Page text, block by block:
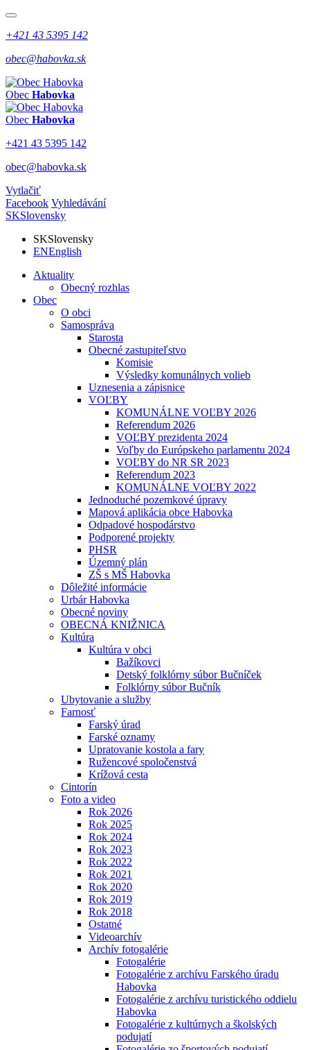
+421 43 5395 142
obec@habovka.sk
Obec Habovka
Obec Habovka
+421 43 5395 142
obec@habovka.sk
Vytlačiť
Facebook Vyhledávání
SKSlovensky
SKSlovensky
ENEnglish
Aktuality
Obecný rozhlas
Obec
O obci
Samospráva
Starosta
Obecné zastupiteľstvo
Komisie
Výsledky komunálnych volieb
Uznesenia a zápisnice
VOĽBY
KOMUNÁLNE VOĽBY 2026
Referendum 2026
VOĽBY prezidenta 2024
Voľby do Európskeho parlamentu 2024
VOĽBY do NR SR 2023
Referendum 2023
KOMUNÁLNE VOĽBY 2022
Jednoduché pozemkové úpravy
Mapová aplikácia obce Habovka
Odpadové hospodárstvo
Podporené projekty
PHSR
Územný plán
ZŠ s MŠ Habovka
Dôležité informácie
Urbár Habovka
Obecné noviny
OBECNÁ KNIŽNICA
Kultúra
Kultúra v obci
Bažíkovci
Detský folklórny súbor Bučníček
Folklórny súbor Bučník
Ubytovanie a služby
Farnosť
Farský úrad
Farské oznamy
Upratovanie kostola a fary
Ružencové spoločenstvá
Krížová cesta
Cintorín
Foto a video
Rok 2026
Rok 2025
Rok 2024
Rok 2023
Rok 2022
Rok 2021
Rok 2020
Rok 2019
Rok 2018
Ostatné
Videoarchív
Archív fotogalérie
Fotogalérie
Fotogalérie z archívu Farského úradu
Habovka
Fotogalérie z archívu turistického oddielu
Habovka
Fotogalérie z kultúrnych a školských
podujatí